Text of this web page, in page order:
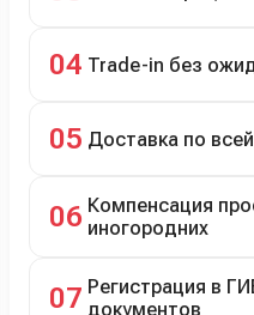
04 Trade-in без
05 Доставка по
06 Компенсация
иногородних
07 Регистрация в
документов